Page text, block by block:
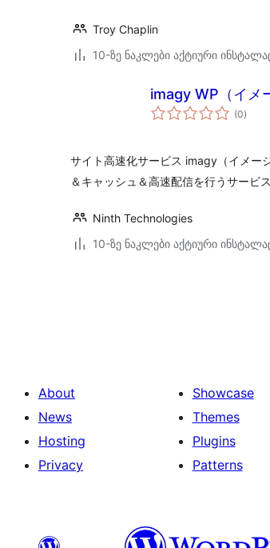
Troy Chaplin
10-ზე ნაკლები აქტიური
imagy WP（イメ
(0)
サイト高速化サービス imagy（イメー
＆キャッシュ＆高速配信を行うサービ
Ninth Technologies
10-ზე ნაკლები აქტიური
About
News
Hosting
Privacy
Showcase
Themes
Plugins
Patterns